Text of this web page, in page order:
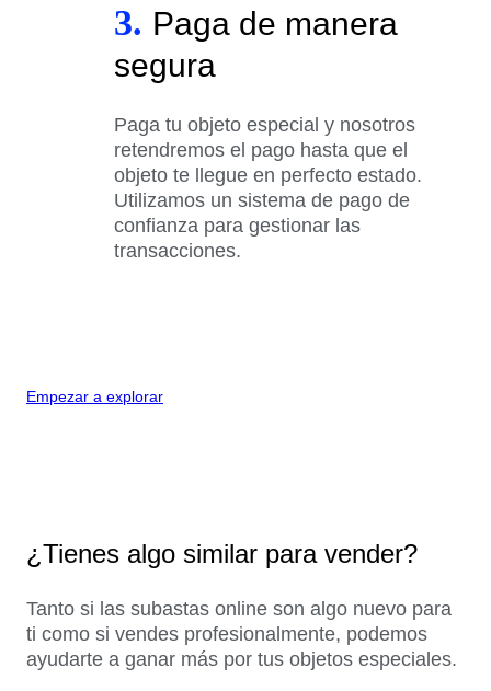
3. Paga de manera
segura
Paga tu objeto especial y nosotros
retendremos el pago hasta que el
objeto te llegue en perfecto estado.
Utilizamos un sistema de pago de
confianza para gestionar las
transacciones.
Empezar a explorar
¿Tienes algo similar para vender?
Tanto si las subastas online son algo nuevo para
ti como si vendes profesionalmente, podemos
ayudarte a ganar más por tus objetos especiales.